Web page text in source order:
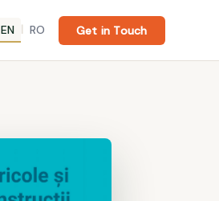
EN RO Get in Touch